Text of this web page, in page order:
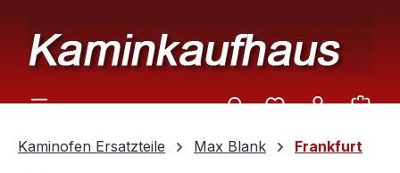
Kaminofen Ersatzteile Max Blank Frankfurt